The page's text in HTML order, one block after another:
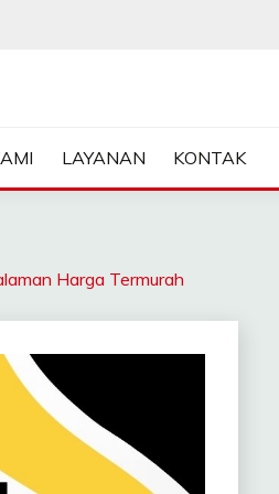
LAYANAN KONTAK
Harga Termurah